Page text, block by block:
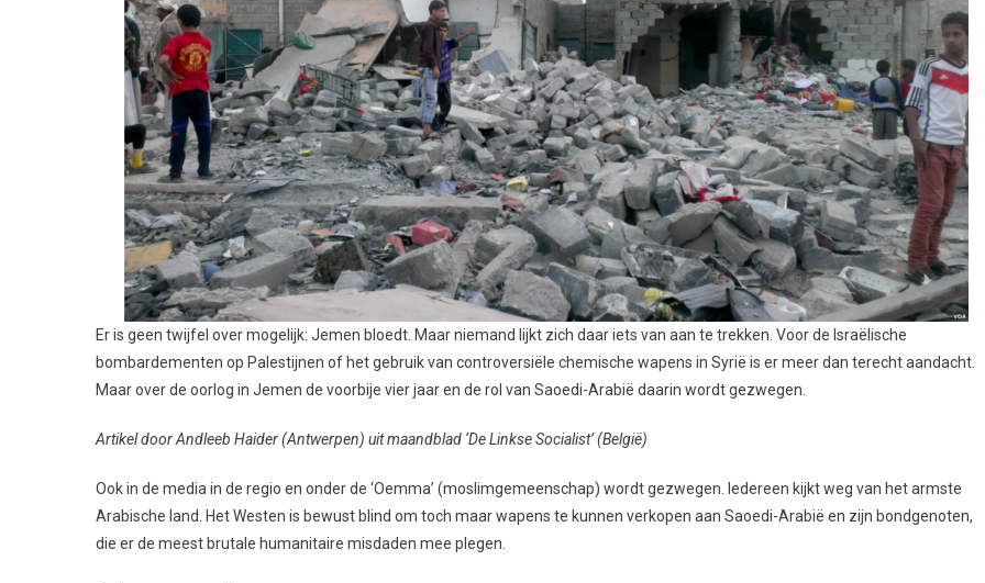
Er is geen twijfel over mogelijk: Jemen bloedt. Maar niemand lijkt zich daar iets van aan te trekken. Voor de Israëlische
bombardementen op Palestijnen of het gebruik van controversiële chemische wapens in Syrië is er meer dan terecht aandacht.
Maar over de oorlog in Jemen de voorbije vier jaar en de rol van Saoedi-Arabië daarin wordt gezwegen.
Artikel door Andleeb Haider (Antwerpen) uit maandblad ‘De Linkse Socialist’ (België)
Ook in de media in de regio en onder de ‘Oemma’ (moslimgemeenschap) wordt gezwegen. Iedereen kijkt weg van het armste
Arabische land. Het Westen is bewust blind om toch maar wapens te kunnen verkopen aan Saoedi-Arabië en zijn bondgenoten,
die er de meest brutale humanitaire misdaden mee plegen.